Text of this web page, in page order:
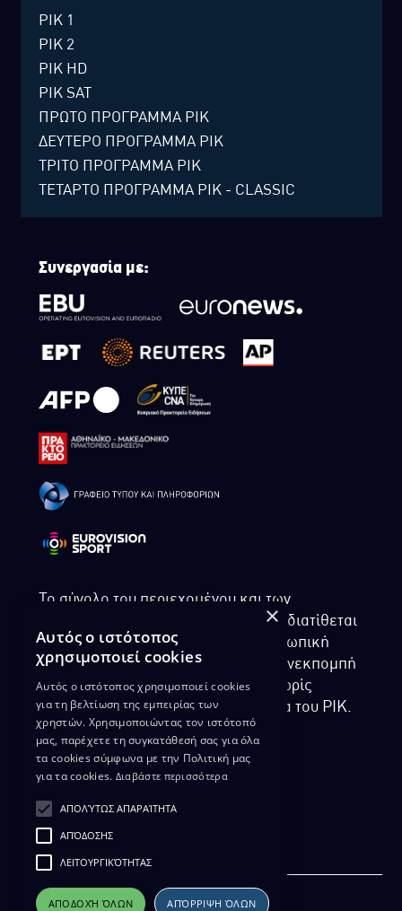
ΡΙΚ 1
ΡΙΚ 2
ΡΙΚ HD
ΡΙΚ SAT
ΠΡΩΤΟ ΠΡΟΓΡΑΜΜΑ ΡΙΚ
ΔΕΥΤΕΡΟ ΠΡΟΓΡΑΜΜΑ ΡΙΚ
ΤΡΙΤΟ ΠΡΟΓΡΑΜΜΑ ΡΙΚ
ΤΕΤΑΡΤΟ ΠΡΟΓΡΑΜΜΑ ΡΙΚ - CLASSIC
Συνεργασία με:
Το σύνολο του περιεχομένου και των
υπηρεσιών της ιστοσελίδας του ΡΙΚ διατίθεται
στους επισκέπτες αυστηρά για προσωπική
χρήση. Απαγορεύεται η χρήση ή επανεκπομπή
του, σε οποιοδήποτε μορφή, με ή χωρίς
επεξεργασία και χωρίς γραπτή άδεια του ΡΙΚ.
ΔΙΚΑΙΩΜΑ ΠΡΟΣΤΑΣΙΑΣ ΔΕΔΟΜΕΝΩΝ
ΔΙΑΘΕΣΗ ΑΡΧΕΙΑΚΟΥ ΥΛΙΚΟΥ
ΠΟΛΙΤΙΚΗ ΑΠΟΡΡΗΤΟΥ EUROVISION
×
Αυτός ο ιστότοπος
χρησιμοποιεί cookies
Αυτός ο ιστότοπος χρησιμοποιεί cookies
για τη βελτίωση της εμπειρίας των
χρηστών. Χρησιμοποιώντας τον ιστότοπό
μας, παρέχετε τη συγκατάθεσή σας για όλα
τα cookies σύμφωνα με την Πολιτική μας
για τα cookies. Διαβάστε περισσότερα
ΑΠΟΛΎΤΩΣ ΑΠΑΡΑΊΤΗΤΑ
ΑΠΌΔΟΣΗΣ
ΛΕΙΤΟΥΡΓΙΚΌΤΗΤΑΣ
ΑΠΟΔΟΧΉ ΌΛΩΝ ΑΠΌΡΡΙΨΗ ΌΛΩΝ